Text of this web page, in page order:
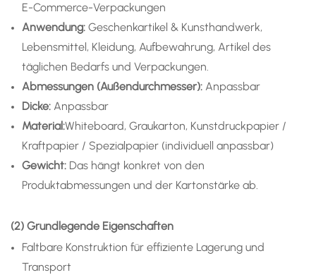
E-Commerce-Verpackungen
Anwendung: Geschenkartikel & Kunsthandwerk,
Lebensmittel, Kleidung, Aufbewahrung, Artikel des
täglichen Bedarfs und Verpackungen.
Abmessungen (Außendurchmesser): Anpassbar
Dicke: Anpassbar
Material:Whiteboard, Graukarton, Kunstdruckpapier /
Kraftpapier / Spezialpapier (individuell anpassbar)
Gewicht: Das hängt konkret von den
Produktabmessungen und der Kartonstärke ab.
(2) Grundlegende Eigenschaften
Faltbare Konstruktion für effiziente Lagerung und
Transport